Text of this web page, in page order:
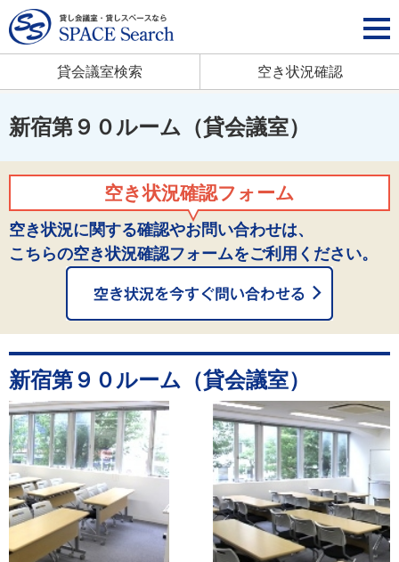
貸会議室検索 空き状況確認
新宿第９０ルーム（貸会議室）
空き状況確認フォーム
空き状況に関する確認やお問い合わせは、
こちらの空き状況確認フォームをご利用ください。
新宿第９０ルーム（貸会議室）